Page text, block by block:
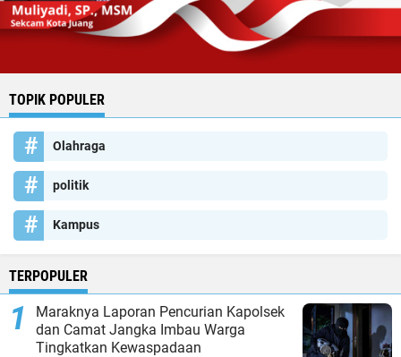
TOPIK POPULER
Olahraga
politik
Kampus
TERPOPULER
Maraknya Laporan Pencurian Kapolsek
dan Camat Jangka Imbau Warga
Tingkatkan Kewaspadaan